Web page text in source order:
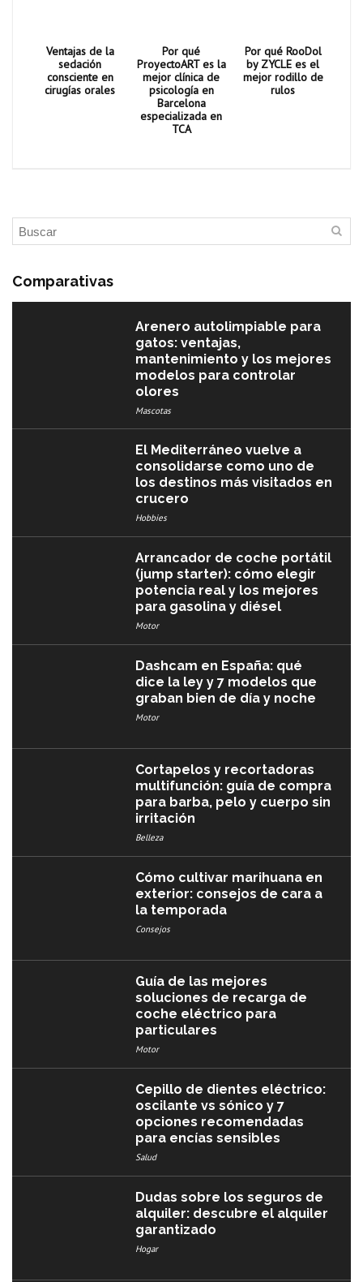
Ventajas de la
sedación
consciente en
cirugías orales
Por qué
ProyectoART es la
mejor clínica de
psicología en
Barcelona
especializada en
TCA
Por qué RooDol
by ZYCLE es el
mejor rodillo de
rulos
Comparativas
Arenero autolimpiable para
gatos: ventajas,
mantenimiento y los mejores
modelos para controlar
olores
Mascotas
El Mediterráneo vuelve a
consolidarse como uno de
los destinos más visitados en
crucero
Hobbies
Arrancador de coche portátil
(jump starter): cómo elegir
potencia real y los mejores
para gasolina y diésel
Motor
Dashcam en España: qué
dice la ley y 7 modelos que
graban bien de día y noche
Motor
Cortapelos y recortadoras
multifunción: guía de compra
para barba, pelo y cuerpo sin
irritación
Belleza
Cómo cultivar marihuana en
exterior: consejos de cara a
la temporada
Consejos
Guía de las mejores
soluciones de recarga de
coche eléctrico para
particulares
Motor
Cepillo de dientes eléctrico:
oscilante vs sónico y 7
opciones recomendadas
para encías sensibles
Salud
Dudas sobre los seguros de
alquiler: descubre el alquiler
garantizado
Hogar